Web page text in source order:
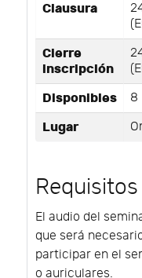
Clausura
Cierre
inscripción
Disponibles 8
Lugar
El audio del
que será
participar en el
o auriculares.